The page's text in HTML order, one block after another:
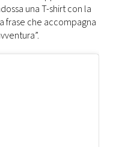
una T-shirt con la
frase che accompagna